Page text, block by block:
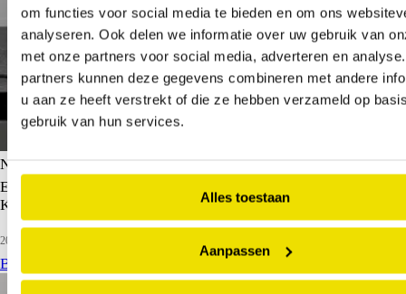
om functies voor social media te bieden en om ons
analyseren. Ook delen we informatie over uw gebruik van
met onze partners voor social media, adverteren en
partners kunnen deze gegevens combineren met andere
u aan ze heeft verstrekt of die ze hebben verzameld op
gebruik van hun services.
Alles toestaan
Aanpassen
Nissan Micra
EVOLVE 52 kWh | Stoel en Stuurwielverwarming | Harman
Kardon Audio | Keyless Entry |
2026
Bekijk details